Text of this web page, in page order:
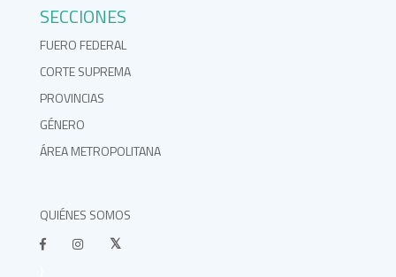
SECCIONES
FUERO FEDERAL
CORTE SUPREMA
PROVINCIAS
GÉNERO
ÁREA METROPOLITANA
QUIÉNES SOMOS